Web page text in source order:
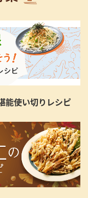
能使い切りレシピ